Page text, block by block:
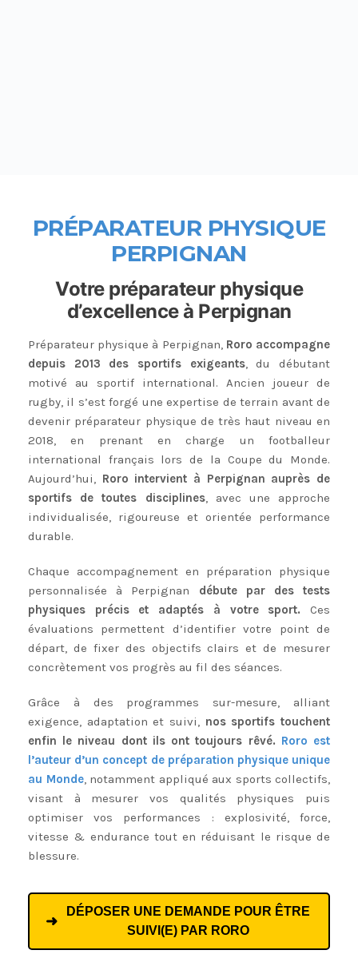
PRÉPARATEUR PHYSIQUE
PERPIGNAN
Votre préparateur physique
d’excellence à Perpignan
Préparateur physique à Perpignan, Roro accompagne
depuis 2013 des sportifs exigeants, du débutant
motivé au sportif international. Ancien joueur de
rugby, il s’est forgé une expertise de terrain avant de
devenir préparateur physique de très haut niveau en
2018, en prenant en charge un footballeur
international français lors de la Coupe du Monde.
Aujourd’hui, Roro intervient à Perpignan auprès de
sportifs de toutes disciplines, avec une approche
individualisée, rigoureuse et orientée performance
durable.
Chaque accompagnement en préparation physique
personnalisée à Perpignan débute par des tests
physiques précis et adaptés à votre sport. Ces
évaluations permettent d’identifier votre point de
départ, de fixer des objectifs clairs et de mesurer
concrètement vos progrès au fil des séances.
Grâce à des programmes sur-mesure, alliant
exigence, adaptation et suivi, nos sportifs touchent
enfin le niveau dont ils ont toujours rêvé. Roro est
l’auteur d’un concept de préparation physique unique
au Monde, notamment appliqué aux sports collectifs,
visant à mesurer vos qualités physiques puis
optimiser vos performances : explosivité, force,
vitesse & endurance tout en réduisant le risque de
blessure.
DÉPOSER UNE DEMANDE POUR ÊTRE
SUIVI(E) PAR RORO